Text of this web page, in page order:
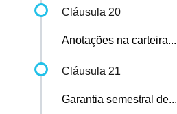
Cláusula 20
Anotações na carteira...
Cláusula 21
Garantia semestral de...